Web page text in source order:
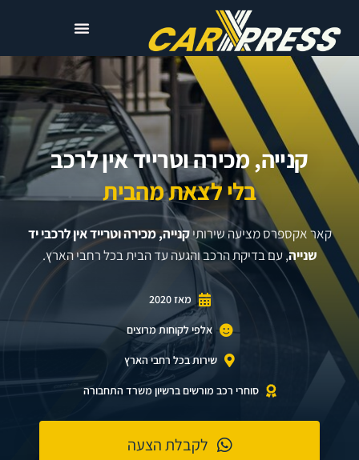
קנייה, מכירה וטרייד אין לרכב
בלי לצאת מהבית
קאר אקספרס מציעה שירותיקנייה, מכירה וטרייד אין לרכבי יד
שנייה, עם בדיקת הרכב והגעה עד הבית בכל רחבי הארץ.
מאז 2020
אלפי לקוחות מרוצים
שירות בכל רחבי הארץ
סוחרי רכב מורשים ברשיון משרד התחבורה
לקבלת הצעה